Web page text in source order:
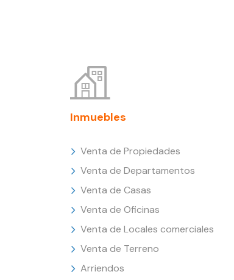
Inmuebles
Venta de Propiedades
Venta de Departamentos
Venta de Casas
Venta de Oficinas
Venta de Locales comerciales
Venta de Terreno
Arriendos